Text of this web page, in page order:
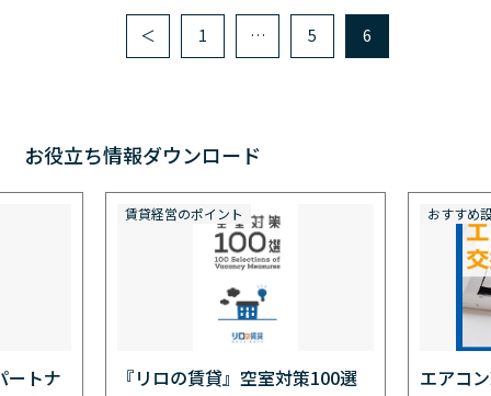
＜ 1 … 5 6
お役立ち情報ダウンロード
ートナ
賃貸経営のポイント
『リロの賃貸』空室対策100選
おすすめ
エアコ